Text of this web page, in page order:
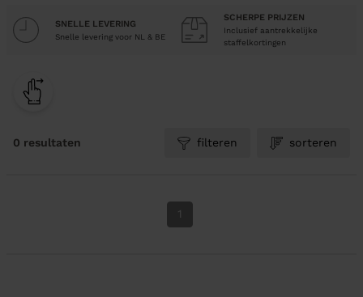
SNELLE LEVERING
Snelle levering voor NL & BE
SCHERPE PRIJZEN
Inclusief aantrekkelijke
staffelkortingen
0 resultaten filteren sorteren
1